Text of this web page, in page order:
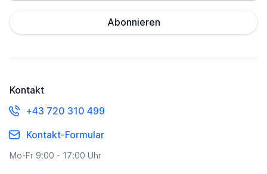
Abonnieren
Kontakt
+43 720 310 499
Kontakt-Formular
Mo-Fr 9:00 - 17:00 Uhr